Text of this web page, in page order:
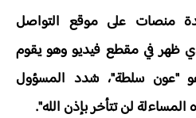
منصات على موقع التواصل
ظهر في مقطع فيديو وهو يقوم
"عون سلطة"، شدد المسؤول
لن تتأخر بإذن الله".